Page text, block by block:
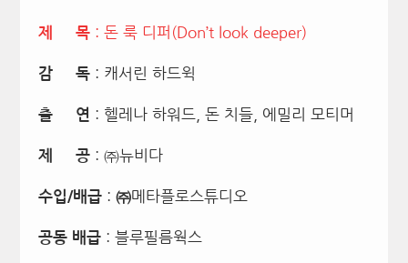
제 목: 돈 룩 디퍼(Don’t look deeper)
감 독 : 캐서린 하드윅
출 연 : 헬레나 하워드, 돈 치들, 에밀리 모티머
제 공 : ㈜뉴비다
수입/배급 : ㈜메타플로스튜디오
공동 배급 : 블루필름웍스